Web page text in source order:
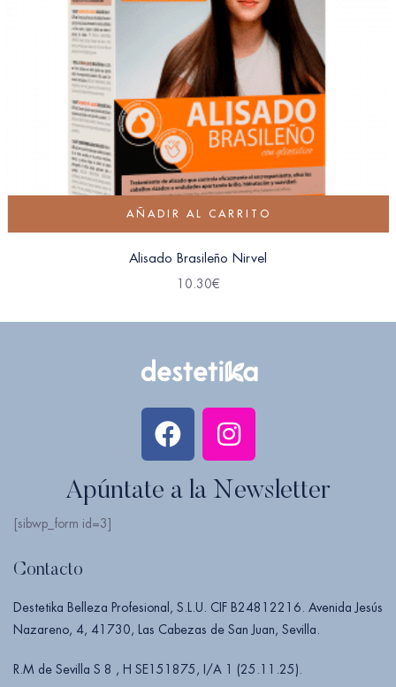
AÑADIR AL CARRITO
Alisado Brasileño Nirvel
10.30€
Apúntate a la Newsletter
[sibwp_form id=3]
Contacto
Destetika Belleza Profesional, S.L.U. CIF B24812216. Avenida Jesús
Nazareno, 4, 41730, Las Cabezas de San Juan, Sevilla.
R.M de Sevilla S 8 , H SE151875, I/A 1 (25.11.25).